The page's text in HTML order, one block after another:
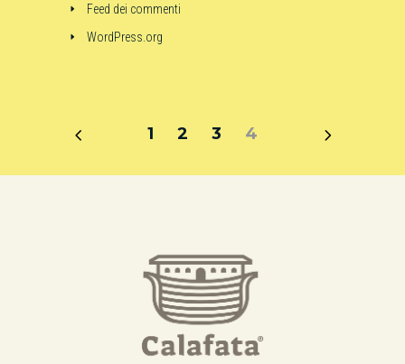
Feed dei commenti
WordPress.org
1 2 3 4